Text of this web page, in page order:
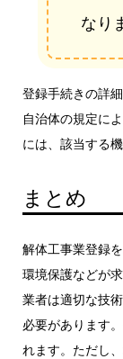
なり
登録手続きの詳
自治体の規定に
には、該当する
まとめ
解体工事業登録
環境保護などが求
業者は適切な技
必要があります
れます。ただし